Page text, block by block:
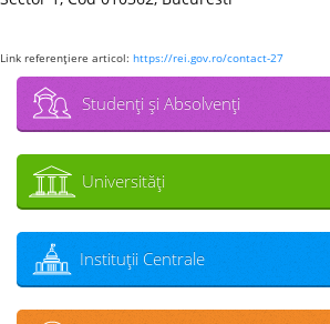
Link referenţiere articol: https://rei.gov.ro/contact-27
Studenţi şi Absolvenţi
Universităţi
Instituţii Centrale